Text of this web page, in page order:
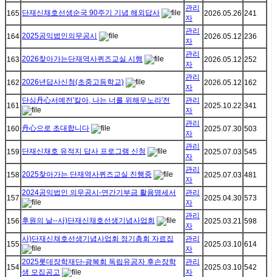
165 단재신채호선생순국 90주기 기념 해외답사
관리
자
2026.05.26 241
164 2025공익법인의무공시
관리
자
2026.05.12 236
163 2026찾아가는단재역사퀴즈교실 시행
관리
자
2026.05.12 252
162 2026년답사신청(초중고등학교)
관리
자
2026.05.12 162
161
단심丹心서예전'칼아, 나는 너를 위해우노라'전
관리
자
2025.10.22 341
160 丹心으로 초대합니다
관리
자
2025.07.30 503
159 단재신채호 유적지 답사 프로그램 신청
관리
자
2025.07.03 545
158 2025찾아가는 단재역사퀴즈교실 진행중
관리
자
2025.07.03 481
157
2024공익법인 의무공시-연간기부금 활용명세서
관리
자
2025.04.30 573
156 후원의 날--사)단재신채호선생기념사업회
관리
자
2025.03.21 598
155
사)단재신채호선생기념사업회 정기총회 자료집
관리
자
2025.03.10 614
154
2025롯데장학재단-광복회 독립유공자 후손장학
생 모집공고
관리
자
2025.03.10 542